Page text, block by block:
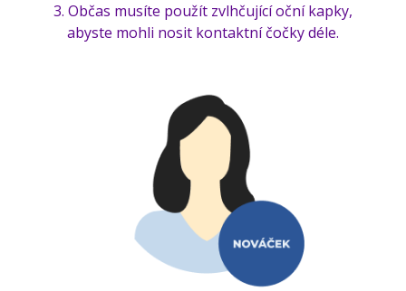
3. Občas musíte použít zvlhčující oční kapky,
abyste mohli nosit kontaktní čočky déle.